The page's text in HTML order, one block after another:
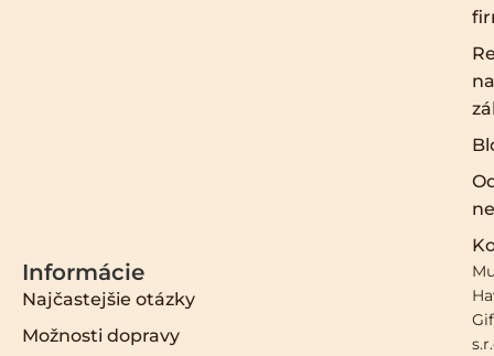
Informácie
Najčastejšie otázky
Možnosti dopravy